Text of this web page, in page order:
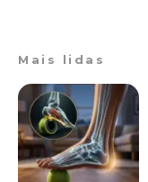
Mais lidas